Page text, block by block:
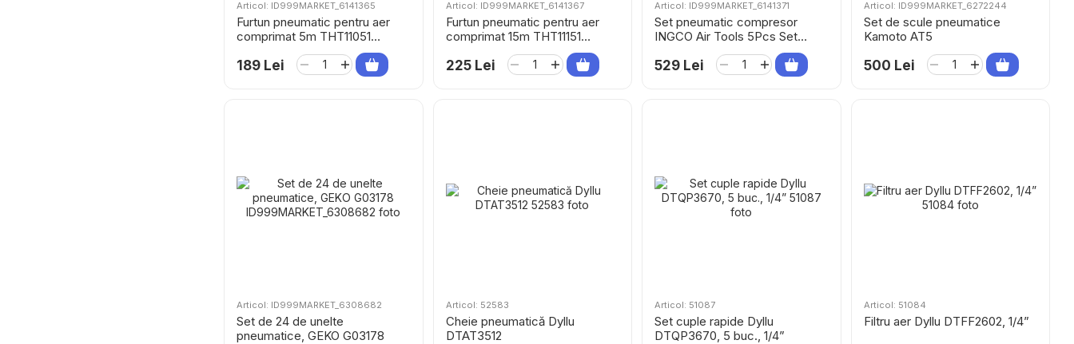
Articol: ID999MARKET_6141365
Furtun pneumatic pentru aer
comprimat 5m THT11051
189 Lei
Articol: ID999MARKET_6141367
Furtun pneumatic pentru aer
comprimat 15m THT11151
225 Lei
Articol: ID999MARKET_6141371
Set pneumatic compresor
INGCO Air Tools 5Pcs Set
529 Lei
Articol: ID999MARKET_6272244
Set de scule pneumatice
Kamoto AT5
500 Lei
Articol: ID999MARKET_6308682
Set de 24 de unelte
pneumatice, GEKO G03178
Articol: 52583
Cheie pneumatică Dyllu
DTAT3512
Articol: 51087
Set cuple rapide Dyllu
DTQP3670, 5 buc., 1/4”
Articol: 51084
Filtru aer Dyllu DTFF2602, 1/4”